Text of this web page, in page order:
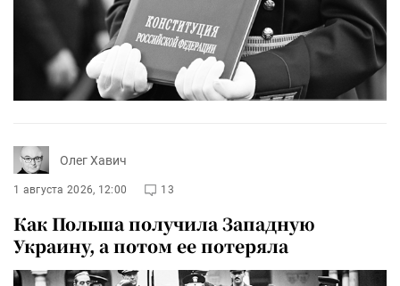
Олег Хавич
1 августа 2026, 12:00 13
Как Польша получила Западную
Украину, а потом ее потеряла